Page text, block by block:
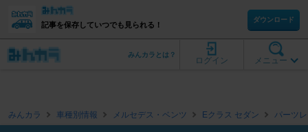
記事を保存していつでも見られる！
ダウンロード
メニュー
ログイン
みんカラとは？
みんカラ 車種別情報 メルセデス・ベンツ Eクラス セダン パーツ